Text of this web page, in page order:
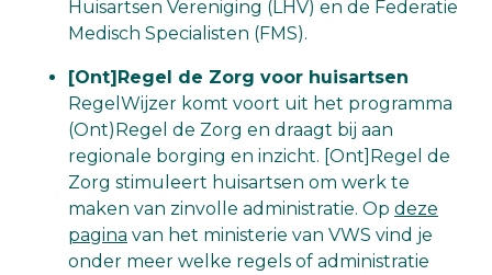
Huisartsen Vereniging (LHV) en de Federatie
Medisch Specialisten (FMS).
[Ont]Regel de Zorg voor huisartsen
RegelWijzer komt voort uit het programma
(Ont)Regel de Zorg en draagt bij aan
regionale borging en inzicht. [Ont]Regel de
Zorg stimuleert huisartsen om werk te
maken van zinvolle administratie. Op deze
pagina van het ministerie van VWS vind je
onder meer welke regels of administratie